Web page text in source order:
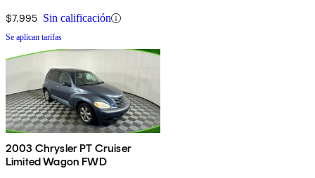
$7,995 Sin calificación
Se aplican tarifas
2003 Chrysler PT Cruiser
Limited Wagon FWD